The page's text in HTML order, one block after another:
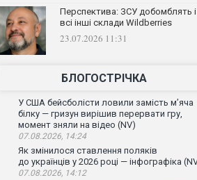
Перспектива: ЗСУ добомблять і
всі інші склади Wildberries
23.07.2026 11:31
БЛОГОСТРІЧКА
У США бейсболісти ловили замість м’яча
білку — гризун вирішив перервати гру,
момент зняли на відео (NV)
07.08.2026, 14:24
Як змінилося ставлення поляків
до українців у 2026 році — інфографіка
07.08.2026, 14:12